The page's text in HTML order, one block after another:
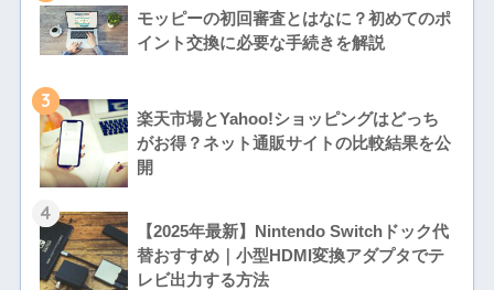
モッピーの初回審査とはなに？初めてのポ
イント交換に必要な手続きを解説
3
楽天市場とYahoo!ショッピングはどっち
がお得？ネット通販サイトの比較結果を公
開
4
【2025年最新】Nintendo Switchドック代
替おすすめ｜小型HDMI変換アダプタでテ
レビ出力する方法